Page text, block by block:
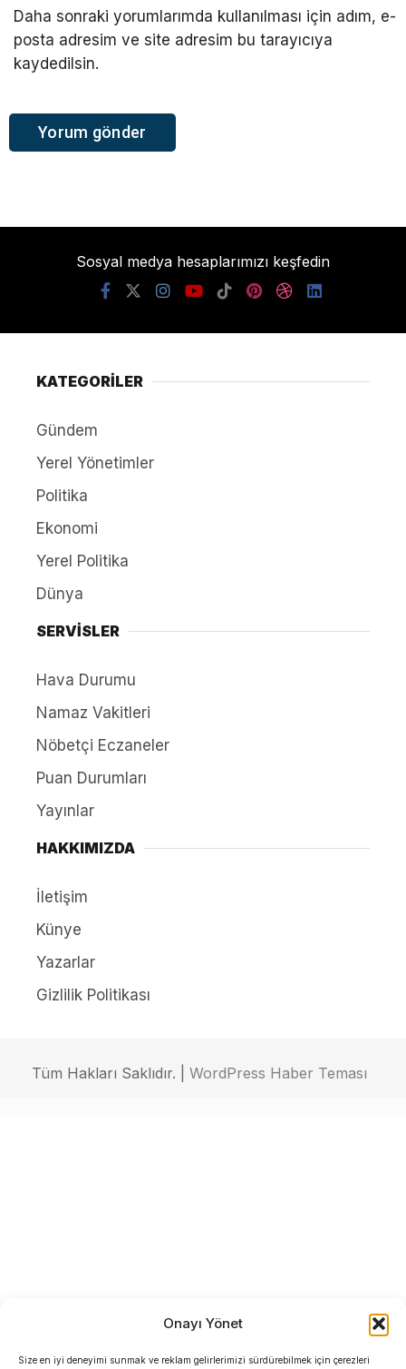
Onayı Yönet
Size en iyi deneyimi sunmak ve reklam gelirlerimizi sürdürebilmek için çerezleri
Daha sonraki yorumlarımda kullanılması için adım, e-
posta adresim ve site adresim bu tarayıcıya
kaydedilsin.
Sosyal medya hesaplarımızı keşfedin
KATEGORİLER
Gündem
Yerel Yönetimler
Politika
Ekonomi
Yerel Politika
Dünya
SERVİSLER
Hava Durumu
Namaz Vakitleri
Nöbetçi Eczaneler
Puan Durumları
Yayınlar
HAKKIMIZDA
İletişim
Künye
Yazarlar
Gizlilik Politikası
Tüm Hakları Saklıdır. | WordPress Haber Teması